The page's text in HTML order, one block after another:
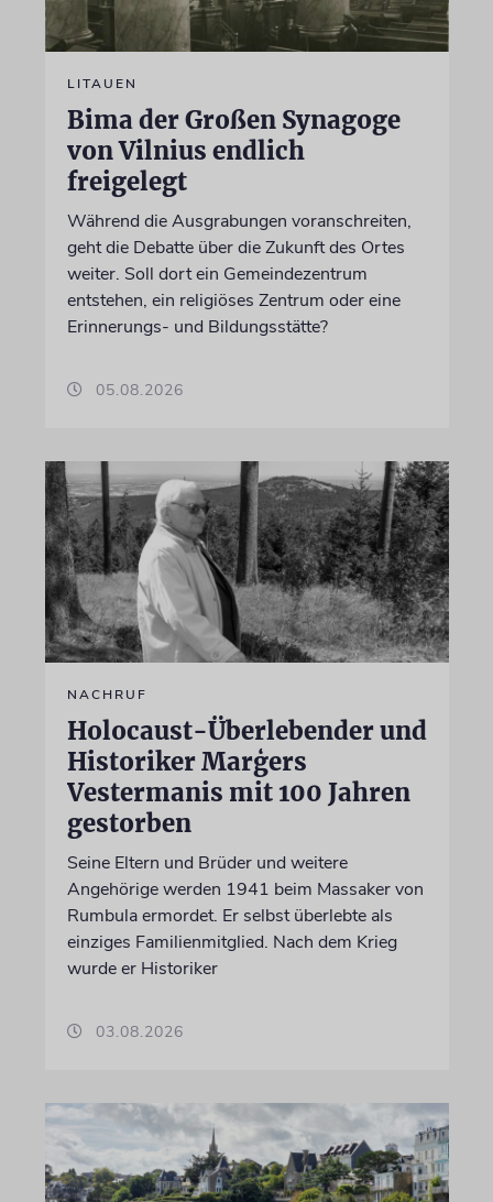
LITAUEN
Bima der Großen Synagoge
von Vilnius endlich
freigelegt
Während die Ausgrabungen voranschreiten,
geht die Debatte über die Zukunft des Ortes
weiter. Soll dort ein Gemeindezentrum
entstehen, ein religiöses Zentrum oder eine
Erinnerungs- und Bildungsstätte?
05.08.2026
NACHRUF
Holocaust-Überlebender und
Historiker Marģers
Vestermanis mit 100 Jahren
gestorben
Seine Eltern und Brüder und weitere
Angehörige werden 1941 beim Massaker von
Rumbula ermordet. Er selbst überlebte als
einziges Familienmitglied. Nach dem Krieg
wurde er Historiker
03.08.2026